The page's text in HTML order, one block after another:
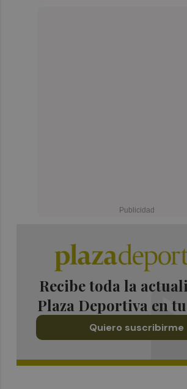
Recibe toda la
Plaza Deportiva en
Quiero suscribirme